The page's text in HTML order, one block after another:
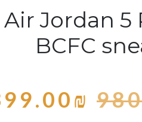
Air Jordan 5
BCFC
₪